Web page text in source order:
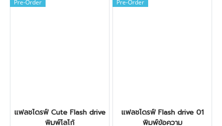
Pre-Order
แฟลชไดรฟ์ Cute Flash drive
พิมพ์โลโก้
Pre-Order
แฟลชไดรฟ์ Flash drive 01
พิมพ์ข้อความ